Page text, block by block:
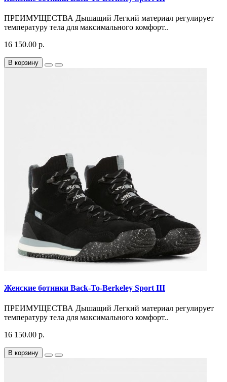
ПРЕИМУЩЕСТВА Дышащий Легкий материал регулирует
температуру тела для максимального комфорт..
16 150.00 р.
В корзину
Женские ботинки Back-To-Berkeley Sport III
ПРЕИМУЩЕСТВА Дышащий Легкий материал регулирует
температуру тела для максимального комфорт..
16 150.00 р.
В корзину